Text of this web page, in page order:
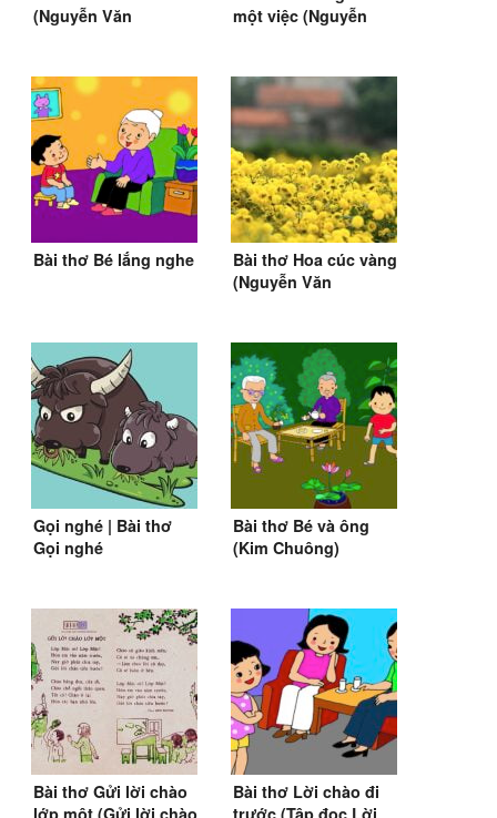
(Nguyễn Văn
một việc (Nguyễn
Bài thơ Bé lắng nghe
Bài thơ Hoa cúc vàng
(Nguyễn Văn
Gọi nghé | Bài thơ
Gọi nghé
Bài thơ Bé và ông
(Kim Chuông)
Bài thơ Gửi lời chào
Bài thơ Lời chào đi